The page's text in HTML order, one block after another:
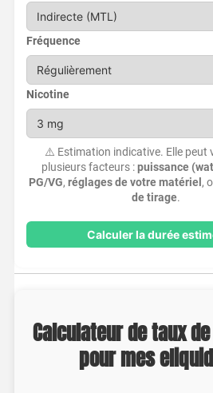
Fréquence
Nicotine
⚠️ Estimation indicative. Elle peut
plusieurs facteurs :puissance
PG/VG,réglages de votre matériel ,
de tirage.
Calculer la durée
Calculateur de taux
pour mes